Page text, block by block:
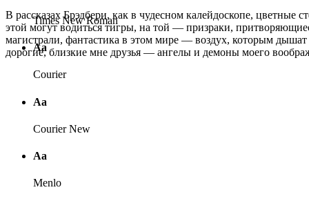
Times New Roman
Аа
Courier
Аа
Courier New
Аа
Menlo
В рассказах Брэдбери, как в чудесном калейдоскопе,
этой могут водиться тигры, на той — призраки,
магистрали, фантастика в этом мире — воздух, которым дышат существа и предметы, его населяющие.
дорогие, близкие мне друзья — ангелы и демоны моего